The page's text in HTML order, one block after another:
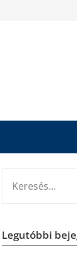
Legutóbbi